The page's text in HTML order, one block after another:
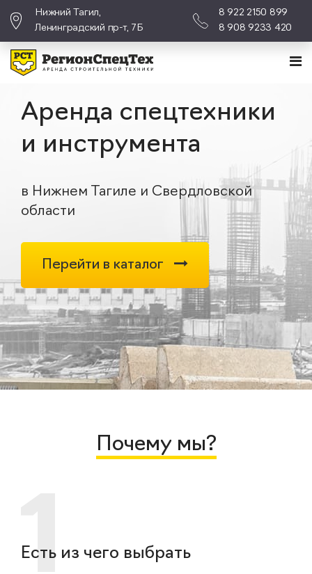
Нижний Тагил,
Ленинградский пр-т, 7Б
8 922 2150 899
8 908 9233 420
Аренда спецтехники
и инструмента
в Нижнем Тагиле и Свердловской
области
Перейти в каталог
Почему мы?
Есть из чего выбрать